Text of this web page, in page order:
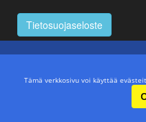
Tietosuojaseloste
Tämä verkkosivu voi käyttää